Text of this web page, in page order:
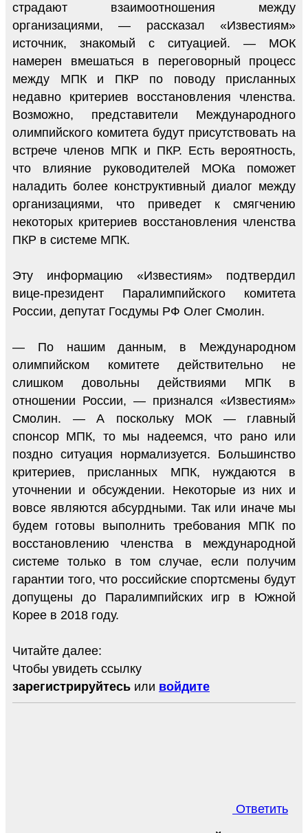
страдают взаимоотношения между
организациями, — рассказал «Известиям»
источник, знакомый с ситуацией. — МОК
намерен вмешаться в переговорный процесс
между МПК и ПКР по поводу присланных
недавно критериев восстановления членства.
Возможно, представители Международного
олимпийского комитета будут присутствовать на
встрече членов МПК и ПКР. Есть вероятность,
что влияние руководителей МОКа поможет
наладить более конструктивный диалог между
организациями, что приведет к смягчению
некоторых критериев восстановления членства
ПКР в системе МПК.
Эту информацию «Известиям» подтвердил
вице-президент Паралимпийского комитета
России, депутат Госдумы РФ Олег Смолин.
— По нашим данным, в Международном
олимпийском комитете действительно не
слишком довольны действиями МПК в
отношении России, — признался «Известиям»
Смолин. — А поскольку МОК — главный
спонсор МПК, то мы надеемся, что рано или
поздно ситуация нормализуется. Большинство
критериев, присланных МПК, нуждаются в
уточнении и обсуждении. Некоторые из них и
вовсе являются абсурдными. Так или иначе мы
будем готовы выполнить требования МПК по
восстановлению членства в международной
системе только в том случае, если получим
гарантии того, что российские спортсмены будут
допущены до Паралимпийских игр в Южной
Корее в 2018 году.
Читайте далее:
Чтобы увидеть ссылку
зарегистрируйтесь или войдите
Ответить